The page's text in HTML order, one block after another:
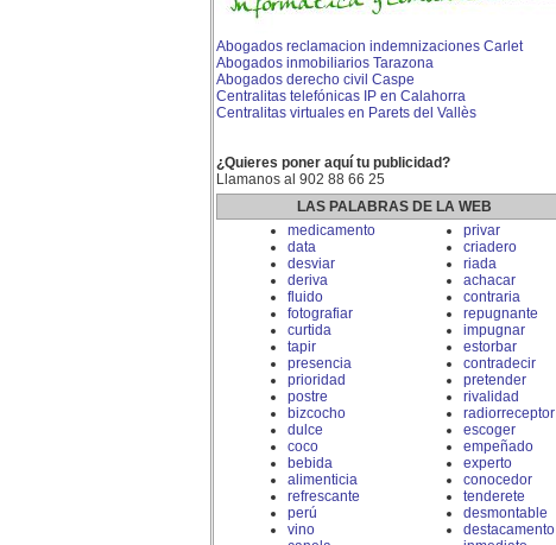
Abogados reclamacion indemnizaciones Carlet
Abogados inmobiliarios Tarazona
Abogados derecho civil Caspe
Centralitas telefónicas IP en Calahorra
Centralitas virtuales en Parets del Vallès
¿Quieres poner aquí tu publicidad?
Llamanos al 902 88 66 25
LAS PALABRAS DE LA WEB
medicamento
data
desviar
deriva
fluido
fotografiar
curtida
tapir
presencia
prioridad
postre
bizcocho
dulce
coco
bebida
alimenticia
refrescante
perú
vino
privar
criadero
riada
achacar
contraria
repugnante
impugnar
estorbar
contradecir
pretender
rivalidad
radiorreceptor
escoger
empeñado
experto
conocedor
tenderete
desmontable
destacamento